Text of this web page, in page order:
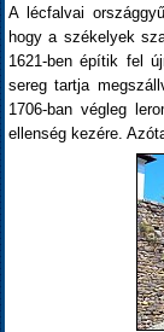
A lécfalvai
hogy a székelyek
1621-ben építik fel
sereg tartja
1706-ban végleg
ellenség kezére.